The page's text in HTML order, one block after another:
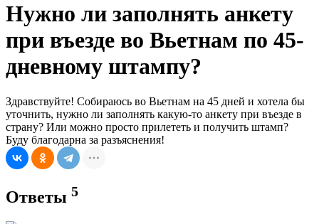
Нужно ли заполнять анкету
при въезде во Вьетнам по 45-
дневному штампу?
Здравствуйте! Собираюсь во Вьетнам на 45 дней и хотела бы
уточнить, нужно ли заполнять какую-то анкету при въезде в
страну? Или можно просто прилететь и получить штамп?
Буду благодарна за разъяснения!
Ответы 5